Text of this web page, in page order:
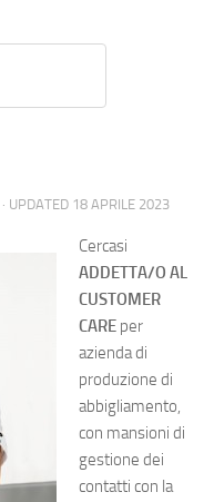
· UPDATED 18 APRILE 2023
Cercasi
ADDETTA/O AL
CUSTOMER
CARE per
azienda di
produzione di
abbigliamento,
con mansioni di
gestione dei
contatti con la